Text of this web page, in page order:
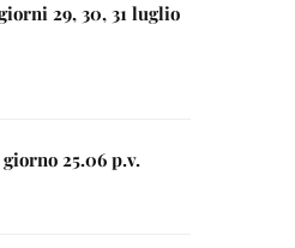
E DI UDINE ANNO
29, 30, 31 luglio
25.06 p.v.